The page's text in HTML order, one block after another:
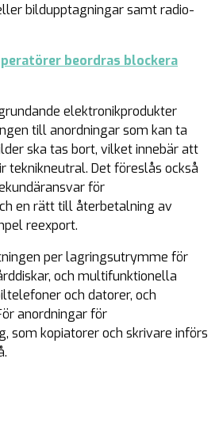
bildupptagningar samt radio-
beordras blockera
elektronikprodukter
till anordningar som kan ta
ska tas bort, vilket innebär att
teknikneutral. Det föreslås också
för
en rätt till återbetalning av
reexport.
per lagringsutrymme för
och multifunktionella
och datorer, och
anordningar för
som kopiatorer och skrivare införs